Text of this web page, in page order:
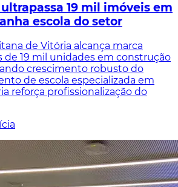
19 mil imóveis em
escola do setor
de Vitória alcança marca
de 19 mil unidades em construção
crescimento robusto do
de escola especializada em
reforça profissionalização do